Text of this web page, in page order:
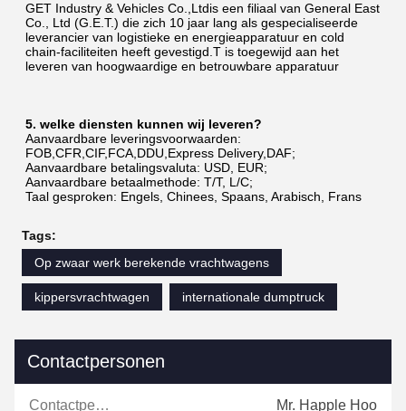
GET Industry & Vehicles Co.,Ltdis een filiaal van General East
Co., Ltd (G.E.T.) die zich 10 jaar lang als gespecialiseerde
leverancier van logistieke en energieapparatuur en cold
chain-faciliteiten heeft gevestigd.T is toegewijd aan het
leveren van hoogwaardige en betrouwbare apparatuur
5. welke diensten kunnen wij leveren?
Aanvaardbare leveringsvoorwaarden:
FOB,CFR,CIF,FCA,DDU,Express Delivery,DAF;
Aanvaardbare betalingsvaluta: USD, EUR;
Aanvaardbare betaalmethode: T/T, L/C;
Taal gesproken: Engels, Chinees, Spaans, Arabisch, Frans
Tags:
Op zwaar werk berekende vrachtwagens
kippersvrachtwagen internationale dumptruck
Contactpersonen
Contactpersonen: Mr. Happle Hoo